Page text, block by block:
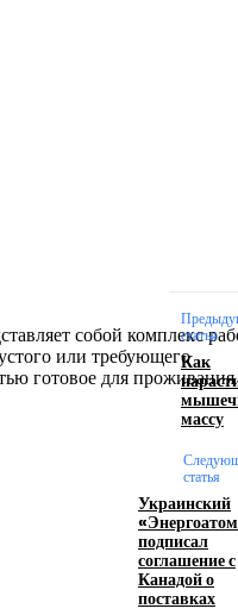
собой комплекс
или требующего
готовое для проживания
бренда
статья
Как
массу
статья
Украинский
подписал
соглашение с
Канадой о
поставках